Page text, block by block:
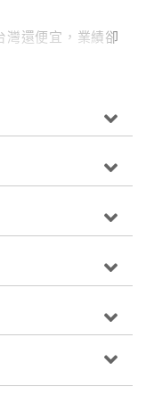
灣還便宜，業績卻
業」，上班做義
何整合5000多
老村落的漁夫們
、大方聯合地方
！
「明太子」的發
？
辦人駒井茂春的